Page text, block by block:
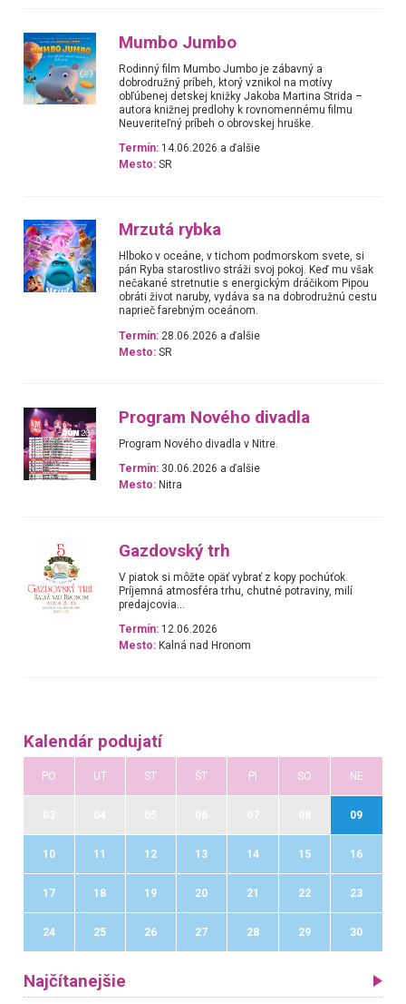
Mumbo Jumbo
Rodinný film Mumbo Jumbo je zábavný a
dobrodružný príbeh, ktorý vznikol na motívy
obľúbenej detskej knižky Jakoba Martina Strida –
autora knižnej predlohy k rovnomennému filmu
Neuveriteľný príbeh o obrovskej hruške.
Termín: 14.06.2026 a ďalšie
Mesto: SR
Mrzutá rybka
Hlboko v oceáne, v tichom podmorskom svete, si
pán Ryba starostlivo stráži svoj pokoj. Keď mu však
nečakané stretnutie s energickým dráčikom Pipou
obráti život naruby, vydáva sa na dobrodružnú cestu
naprieč farebným oceánom.
Termín: 28.06.2026 a ďalšie
Mesto: SR
Program Nového divadla
Program Nového divadla v Nitre.
Termín: 30.06.2026 a ďalšie
Mesto: Nitra
Gazdovský trh
V piatok si môžte opäť vybrať z kopy pochúťok.
Príjemná atmosféra trhu, chutné potraviny, milí
predajcovia...
Termín: 12.06.2026
Mesto: Kalná nad Hronom
Kalendár podujatí
PO UT ST ŠT PI SO NE
09
10 11 12 13 14 15 16
17 18 19 20 21 22 23
24 25 26 27 28 29 30
Najčítanejšie